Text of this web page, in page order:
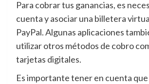
Para cobrar tus ganancias, es
cuenta y asociar una billetera
PayPal. Algunas aplicaciones
utilizar otros métodos de cobro
tarjetas digitales.
Es importante tener en cuenta